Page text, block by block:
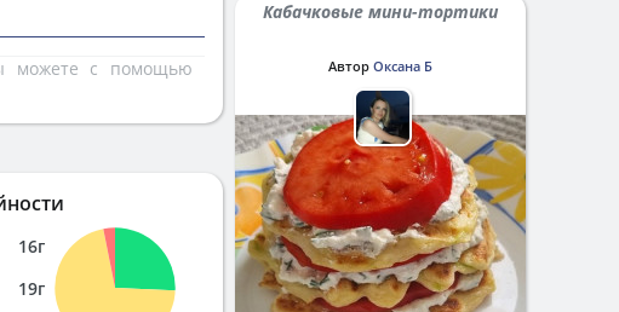
можете с помощью
16г
19г
Кабачковые мини-тортики
Автор Оксана Б